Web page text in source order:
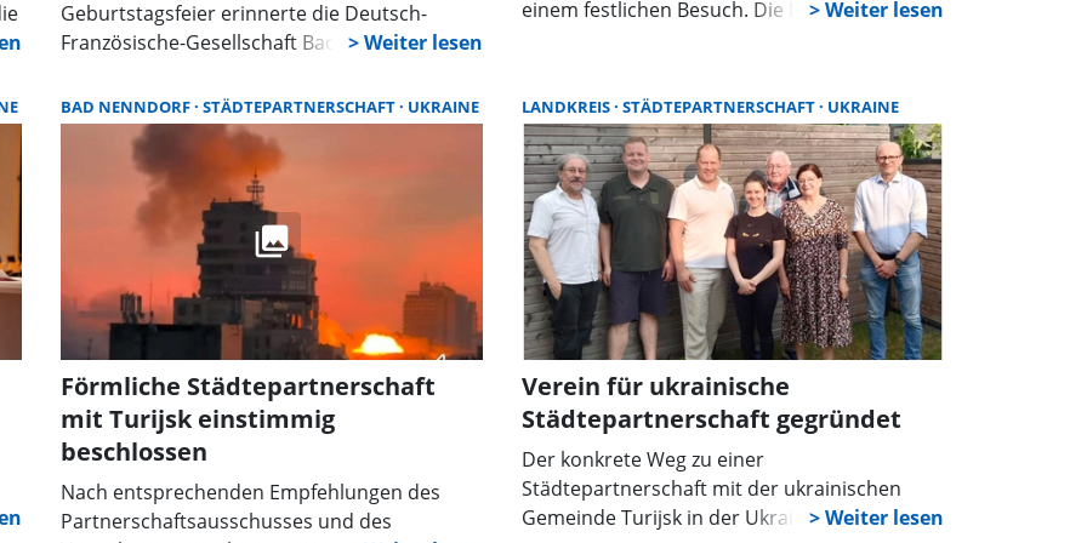
Geburtstagsfeier erinnerte die Deutsch-
Französische-Gesellschaft Bad Nenndorf im
fünfzig Jahren. In größerem Rahme, mit
Gästen aus Frankreich, wird am 29. April, mit
der Beginn der Landesgartenschau in Bad
Nenndorf gefeiert, erklärte Vorsitzender
Gerhard Borcherding.
einem festlichen Besuch. Die langjährige
die enge Verbindung zwischen den beiden
Feuerwehren und ihren Gemeinden
unterstrich.
BAD NENNDORF STÄDTEPARTNERSCHAFT UKRAINE
Förmliche Städtepartnerschaft
mit Turijsk einstimmig
beschlossen
Nach entsprechenden Empfehlungen des
Partnerschaftsausschusses und des
LANDKREIS STÄDTEPARTNERSCHAFT UKRAINE
Verein für ukrainische
Städtepartnerschaft gegründet
Der konkrete Weg zu einer
Städtepartnerschaft mit der ukrainischen
Gemeinde Turijsk in der Ukraine ist auf